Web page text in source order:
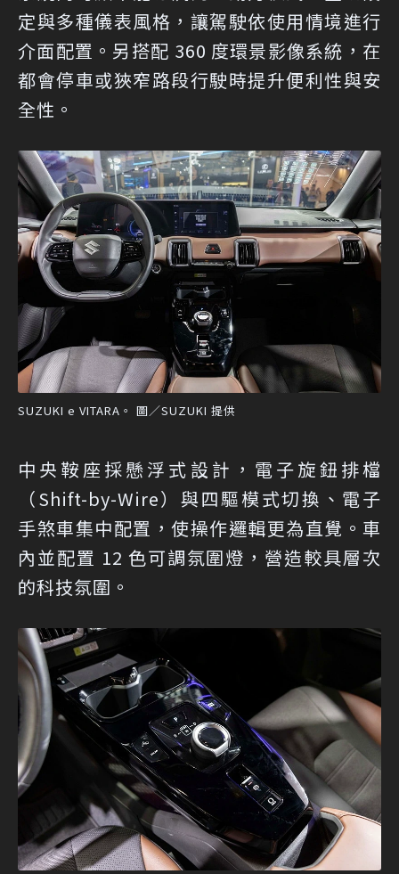
定與多種儀表風格，讓駕駛依使用情境進行
介面配置。另搭配 360 度環景影像系統，在
都會停車或狹窄路段行駛時提升便利性與安
全性。
SUZUKI e VITARA。 圖／SUZUKI 提供
中央鞍座採懸浮式設計，電子旋鈕排檔
（Shift-by-Wire）與四驅模式切換、電子
手煞車集中配置，使操作邏輯更為直覺。車
內並配置 12 色可調氛圍燈，營造較具層次
的科技氛圍。